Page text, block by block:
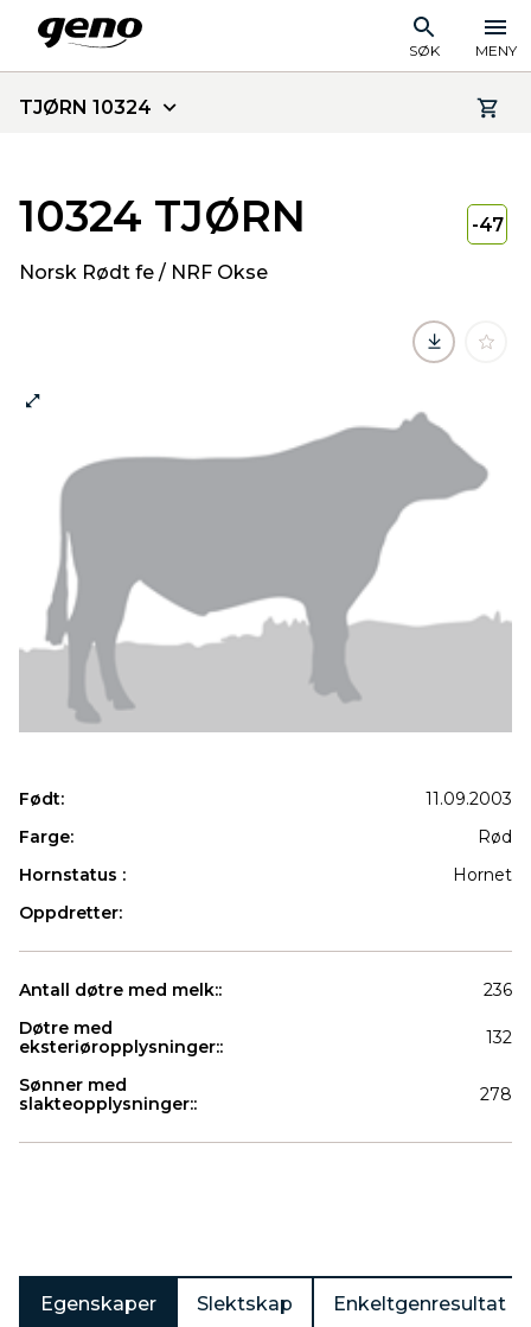
SØK MENY
TJØRN 10324
10324 TJØRN
Norsk Rødt fe / NRF Okse
-47
Født:
11.09.2003
Farge:
Rød
Hornstatus :
Hornet
Oppdretter:
Antall døtre med melk::
236
Døtre med
eksteriøropplysninger::
132
Sønner med
slakteopplysninger::
278
Egenskaper Slektskap Enkeltgenresultat